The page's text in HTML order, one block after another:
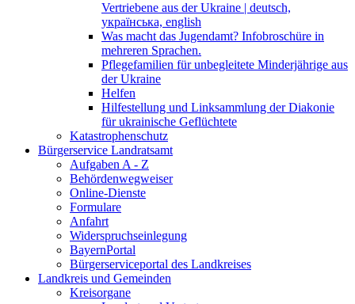
Vertriebene aus der Ukraine | deutsch,
українська, english
Was macht das Jugendamt? Infobroschüre in
mehreren Sprachen.
Pflegefamilien für unbegleitete Minderjährige aus
der Ukraine
Helfen
Hilfestellung und Linksammlung der Diakonie
für ukrainische Geflüchtete
Katastrophenschutz
Bürgerservice Landratsamt
Aufgaben A - Z
Behördenwegweiser
Online-Dienste
Formulare
Anfahrt
Widerspruchseinlegung
BayernPortal
Bürgerserviceportal des Landkreises
Landkreis und Gemeinden
Kreisorgane